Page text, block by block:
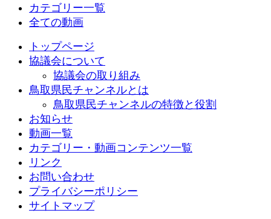
カテゴリー一覧
全ての動画
トップページ
協議会について
協議会の取り組み
鳥取県民チャンネルとは
鳥取県民チャンネルの特徴と役割
お知らせ
動画一覧
カテゴリー・動画コンテンツ一覧
リンク
お問い合わせ
プライバシーポリシー
サイトマップ